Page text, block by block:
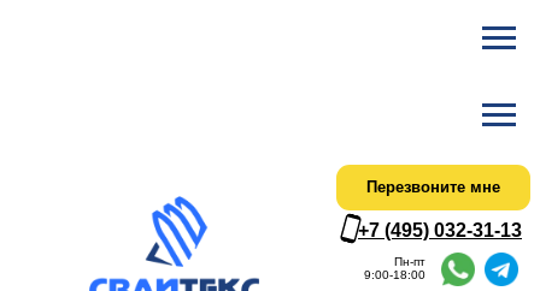
Пн-пт
9:00-18:00
Перезвоните мне
+7 (495) 032-31-13